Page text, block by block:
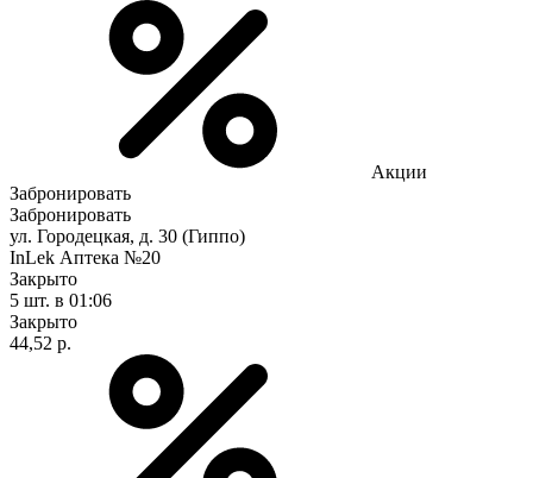
Акции
Забронировать
Забронировать
ул. Городецкая, д. 30 (Гиппо)
InLek Аптека №20
Закрыто
5 шт. в 01:06
Закрыто
44,52 р.